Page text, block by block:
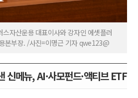
자산운용 대표이사와 강자인 에셋플러
본부장. /사진=이명근 기자 qwe123@
신메뉴, AI·사모펀드·액티브 ETF